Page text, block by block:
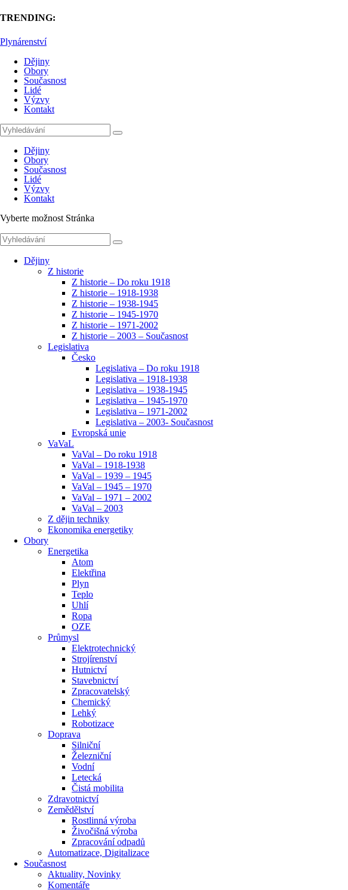
TRENDING:
Plynárenství
Dějiny
Obory
Současnost
Lidé
Výzvy
Kontakt
Dějiny
Obory
Současnost
Lidé
Výzvy
Kontakt
Vyberte možnost Stránka
Dějiny
Z historie
Z historie – Do roku 1918
Z historie – 1918-1938
Z historie – 1938-1945
Z historie – 1945-1970
Z historie – 1971-2002
Z historie – 2003 – Současnost
Legislativa
Česko
Legislativa – Do roku 1918
Legislativa – 1918-1938
Legislativa – 1938-1945
Legislativa – 1945-1970
Legislativa – 1971-2002
Legislativa – 2003- Současnost
Evropská unie
VaVaL
VaVal – Do roku 1918
VaVal – 1918-1938
VaVal – 1939 – 1945
VaVal – 1945 – 1970
VaVal – 1971 – 2002
VaVal – 2003
Z dějin techniky
Ekonomika energetiky
Obory
Energetika
Atom
Elektřina
Plyn
Teplo
Uhlí
Ropa
OZE
Průmysl
Elektrotechnický
Strojírenství
Hutnictví
Stavebnictví
Zpracovatelský
Chemický
Lehký
Robotizace
Doprava
Silniční
Železniční
Vodní
Letecká
Čistá mobilita
Zdravotnictví
Zemědělství
Rostlinná výroba
Živočišná výroba
Zpracování odpadů
Automatizace, Digitalizace
Současnost
Aktuality, Novinky
Komentáře